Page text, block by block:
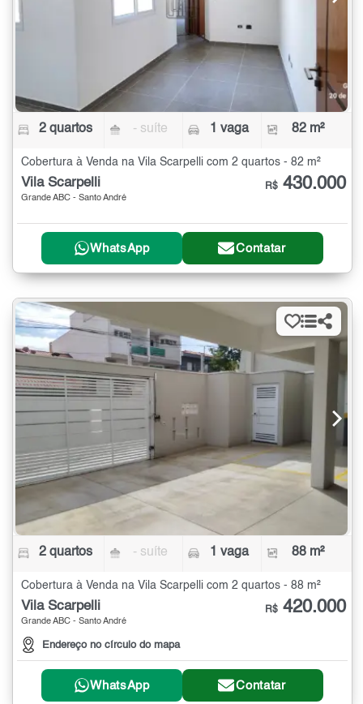
2 quartos - suíte 1 vaga 82 m²
Cobertura à Venda na Vila Scarpelli com 2 quartos - 82 m²
Vila Scarpelli
Grande ABC - Santo André
R$ 430.000
WhatsApp Contatar
2 quartos - suíte 1 vaga 88 m²
Cobertura à Venda na Vila Scarpelli com 2 quartos - 88 m²
Vila Scarpelli
Grande ABC - Santo André
Endereço no círculo do mapa
R$ 420.000
WhatsApp Contatar